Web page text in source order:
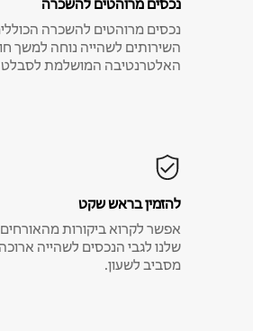
נכסים מרוהטים להשכרה
נכסים מרוהטים להשכרה
השירותים לשהייה נוחה למשך
האלטרנטיבה המושלמת
להזמין בראש שקט
אפשר לקרוא ביקורות
שלנו לגבי הנכסים לשהייה
מסביב לשעון.